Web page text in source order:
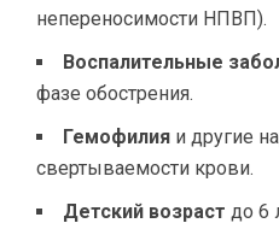
непереносимости НПВП).
Воспалительные
фазе обострения.
Гемофилия и другие
свертываемости крови.
Детский возраст до 6